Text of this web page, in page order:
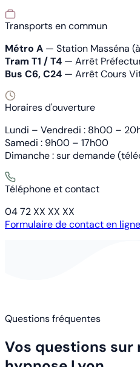
Transports en commun
Métro A — Station Masséna
Tram T1 / T4 — Arrêt
Bus C6, C24 — Arrêt Cours
Horaires d'ouverture
Lundi – Vendredi : 8h00 –
Samedi : 9h00 – 17h00
Dimanche : sur demande
Téléphone et contact
04 72 XX XX XX
Formulaire de contact en ligne
Questions fréquentes
Vos questions